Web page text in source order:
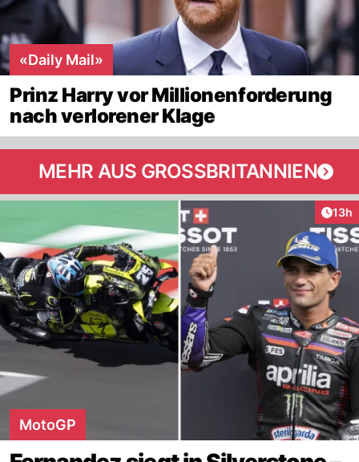
«Daily Mail»
Prinz Harry vor Millionenforderung
nach verlorener Klage
MEHR AUS GROSSBRITANNIEN
13h
MotoGP